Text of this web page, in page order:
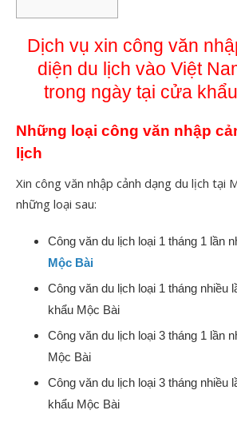
Dịch vụ xin công văn
diện du lịch vào Việt
trong ngày tại cửa
Những loại công văn nhập
lịch
Xin công văn nhập cảnh dạng du lịch tại
những loại sau:
Công văn du lịch loại 1 tháng 1 lần
Mộc Bài
Công văn du lịch loại 1 tháng nhiều
khẩu Mộc Bài
Công văn du lịch loại 3 tháng 1 lần
Mộc Bài
Công văn du lịch loại 3 tháng nhiều
khẩu Mộc Bài